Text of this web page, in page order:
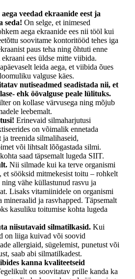
veedad ekraanide eest ja
seda! On selge, et inimesed
aega ekraanide ees nii tööl kui
soovitame kontoritööd tehes iga
paus teha ning õhtuti enne
ekraani ees üldse mitte viibida.
leida aega, et viibida õues
valguse käes.
nutiseadmed seadistada nii, et
ehk öövalguse peale lülituks.
on kollase värvusega ning mõjub
leebemalt.
Erinevaid silmaharjutusi
on võimalik ennetada
ja treenida silmalihaseid,
või lihtsalt lõõgastada silmi.
saad täpsemalt lugeda SIIT.
Nii silmade kui ka terve organismi
et sööksid mitmekesist toitu – rohkelt
vähe küllastunud rasvu ja
Lisaks vitamiinidele on organismi
mineraalid ja rasvhapped. Täpsemalt
kasuliku toitumise kohta lugeda
niisutavaid silmatilkasid. Kui
on liiga kuivad või soovid
allergiaid, sügelemist, punetust või
saab abi silmatilkadest.
kanna kvaliteetseid
on soovitatav prille kanda ka